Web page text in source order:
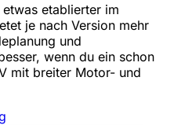
etablierter im
je nach Version mehr
und
wenn du ein schon
mit breiter Motor- und